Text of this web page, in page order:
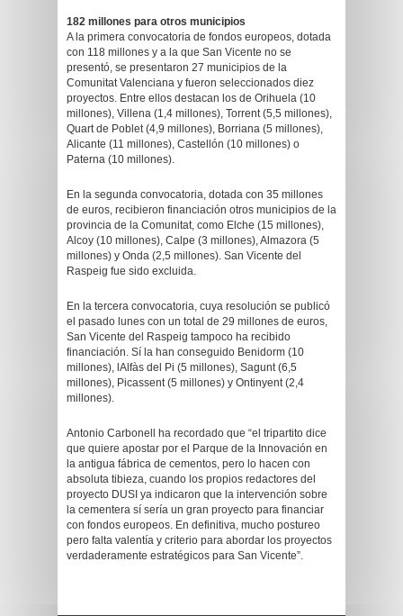
182 millones para otros municipios
A la primera convocatoria de fondos europeos, dotada
con 118 millones y a la que San Vicente no se
presentó, se presentaron 27 municipios de la
Comunitat Valenciana y fueron seleccionados diez
proyectos. Entre ellos destacan los de Orihuela (10
millones), Villena (1,4 millones), Torrent (5,5 millones),
Quart de Poblet (4,9 millones), Borriana (5 millones),
Alicante (11 millones), Castellón (10 millones) o
Paterna (10 millones).
En la segunda convocatoria, dotada con 35 millones
de euros, recibieron financiación otros municipios de la
provincia de la Comunitat, como Elche (15 millones),
Alcoy (10 millones), Calpe (3 millones), Almazora (5
millones) y Onda (2,5 millones). San Vicente del
Raspeig fue sido excluida.
En la tercera convocatoria, cuya resolución se publicó
el pasado lunes con un total de 29 millones de euros,
San Vicente del Raspeig tampoco ha recibido
financiación. Sí la han conseguido Benidorm (10
millones), lAlfàs del Pi (5 millones), Sagunt (6,5
millones), Picassent (5 millones) y Ontinyent (2,4
millones).
Antonio Carbonell ha recordado que “el tripartito dice
que quiere apostar por el Parque de la Innovación en
la antigua fábrica de cementos, pero lo hacen con
absoluta tibieza, cuando los propios redactores del
proyecto DUSI ya indicaron que la intervención sobre
la cementera sí sería un gran proyecto para financiar
con fondos europeos. En definitiva, mucho postureo
pero falta valentía y criterio para abordar los proyectos
verdaderamente estratégicos para San Vicente”.